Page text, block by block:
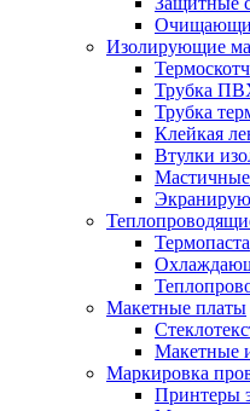
Очищающие
Изолирующие
Термоскотч
Трубка
Трубка
Клейкая
Втулки
Термопаста
Макетные платы
Макетные
Маркировка
Принтеры